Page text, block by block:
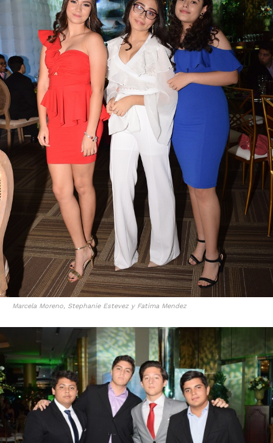
Marcela Moreno, Stephanie Estevez y Fatima Mendez